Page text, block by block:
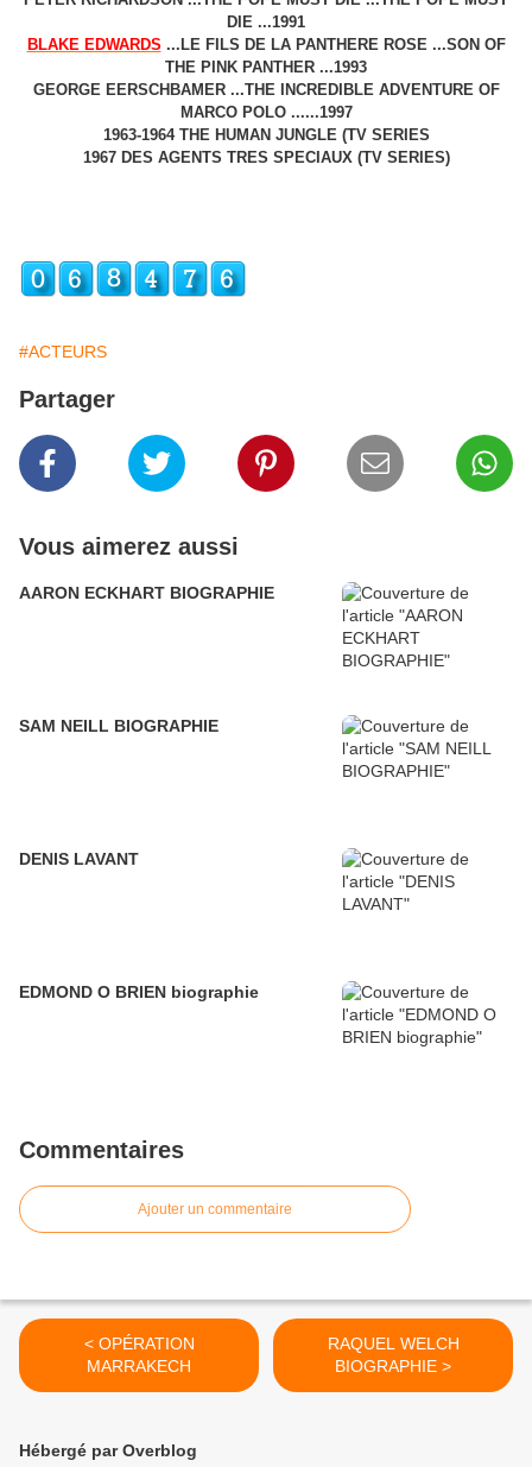
DIE ...1991
BLAKE EDWARDS ...LE FILS DE LA PANTHERE ROSE ...SON OF
THE PINK PANTHER ...1993
GEORGE EERSCHBAMER ...THE INCREDIBLE ADVENTURE OF
MARCO POLO ......1997
1963-1964 THE HUMAN JUNGLE (TV SERIES
1967 DES AGENTS TRES SPECIAUX (TV SERIES)
#ACTEURS
Partager
Vous aimerez aussi
AARON ECKHART BIOGRAPHIE
SAM NEILL BIOGRAPHIE
DENIS LAVANT
EDMOND O BRIEN biographie
Commentaires
Ajouter un commentaire
< OPÉRATION
MARRAKECH
RAQUEL WELCH
BIOGRAPHIE >
Hébergé par Overblog